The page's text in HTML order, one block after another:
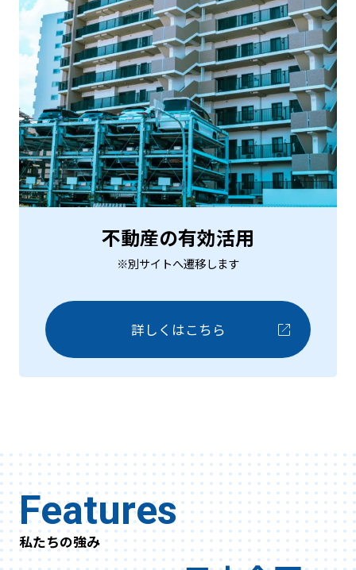
不動産の有効活用
※別サイトへ遷移します
詳しくはこちら
Features
私たちの強み